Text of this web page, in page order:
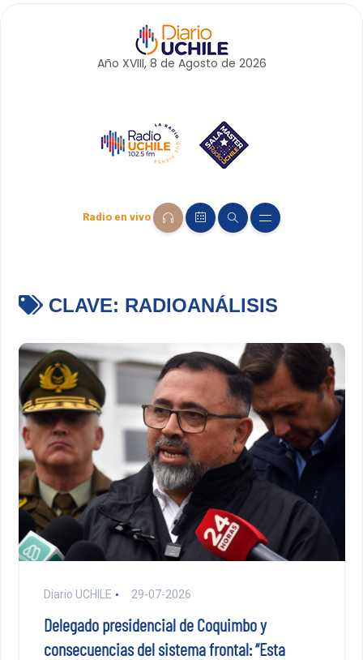
Año XVIII, 8 de Agosto de 2026
Radio en vivo
CLAVE: RADIOANÁLISIS
Diario UCHILE 29-07-2026
Delegado presidencial de Coquimbo y
consecuencias del sistema frontal: “Esta